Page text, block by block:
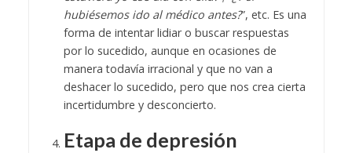
hubiésemos ido al médico antes?”, etc. Es una
forma de intentar lidiar o buscar respuestas
por lo sucedido, aunque en ocasiones de
manera todavía irracional y que no van a
deshacer lo sucedido, pero que nos crea cierta
incertidumbre y desconcierto.
Etapa de depresión